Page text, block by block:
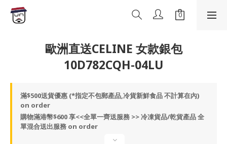
歐洲直送CELINE 女款銀包
10D782CQH-04LU
滿$500送貨優惠 (*指定不包郵產品,冷貨新鮮食品 不計算在內)
on order
購物滿港幣$600 享<<全單一齊送服務 >> 冷凍貨品/乾貨產品 全
單混合送出服務 on order